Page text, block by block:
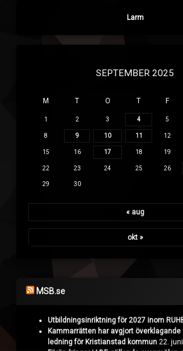
Larm
SEPTEMBER 2025
M T O T F
1 2 3 4 5
8 9 10 11 12
15 16 17 18 19
22 23 24 25 26
29 30
« aug
okt »
MSB.se
Utbildningsinriktning för 2027 inom
Kammarrätten har avgjort
ledning för Kristianstad kommun 22.